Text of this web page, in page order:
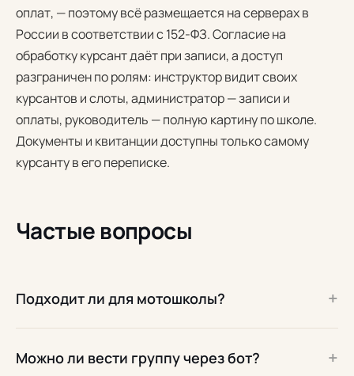
оплат, — поэтому всё размещается на серверах в
России в соответствии с 152-ФЗ. Согласие на
обработку курсант даёт при записи, а доступ
разграничен по ролям: инструктор видит своих
курсантов и слоты, администратор — записи и
оплаты, руководитель — полную картину по школе.
Документы и квитанции доступны только самому
курсанту в его переписке.
Частые вопросы
Подходит ли для мотошколы? +
Можно ли вести группу через бот? +